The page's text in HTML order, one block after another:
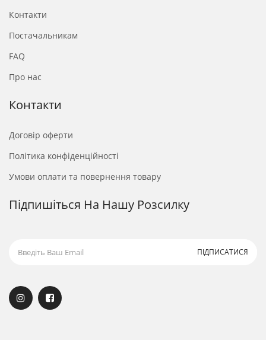
Контакти
Постачальникам
FAQ
Про нас
Контакти
Договір оферти
Політика конфіденційності
Умови оплати та повернення товару
Підпишіться На Нашу Розсилку
ПІДПИСАТИСЯ